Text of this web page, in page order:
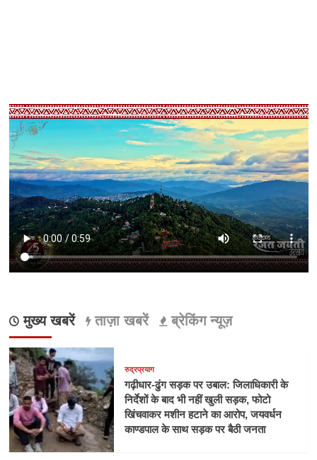
मुख्य खबरें ताज़ा खबरें ब्रेकिंग न्यूज़
रुद्रप्रयाग
गढ़ीधार-ढुंग सड़क पर उबाल: जिलाधिकारी के
निर्देशों के बाद भी नहीं खुली सड़क, फोटो
खिंचवाकर मशीन हटाने का आरोप, जयवर्धन
काण्डपाल के साथ सड़क पर बैठी जनता